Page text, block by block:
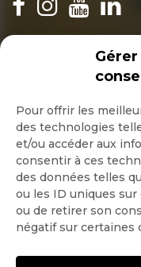
Gérer
Pour offrir les
des technologies
et/ou accéder aux
consentir à ces
des données telles
ou les ID uniques
ou de retirer son
négatif sur certaines
INSCRIPTION
Quotidienne
Hebdo
OK